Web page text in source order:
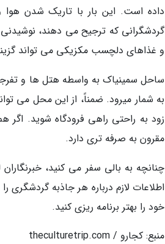
داده است. این بار با تاریک شدن
گردشگرانی که ترجیح می دهند،
و غذاهای دلچسب مکزیکی می تواند
ساحل سمینیاک به واسطه هتل ها و
زود به راحتی راهی فرودگاه شوید.
مقرون به صرفه تری دارد.
چنانچه به بالی سفر می کنید،
اطلاعات لازم درباره هر جاذبه
خود را بهتر برنامه ریزی کنید.
منبع: کجارو / theculturetrip.com